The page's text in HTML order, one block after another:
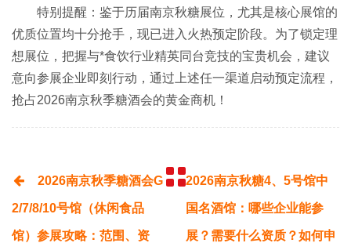
特别提醒：鉴于历届南京秋糖展位，尤其是核心展馆的
优质位置均十分抢手，现已进入火热预定阶段。为了锁定理
想展位，把握与*食饮行业精英同台竞技的宝贵机会，建议
意向参展企业即刻行动，通过上述任一渠道启动预定流程，
抢占2026南京秋季糖酒会的黄金商机！
2026南京秋季糖酒会G
2/7/8/10号馆（休闲食品
馆）参展攻略：范围、资
2026南京秋糖4、5号馆中
国名酒馆：哪些企业能参
展？需要什么资质？如何申